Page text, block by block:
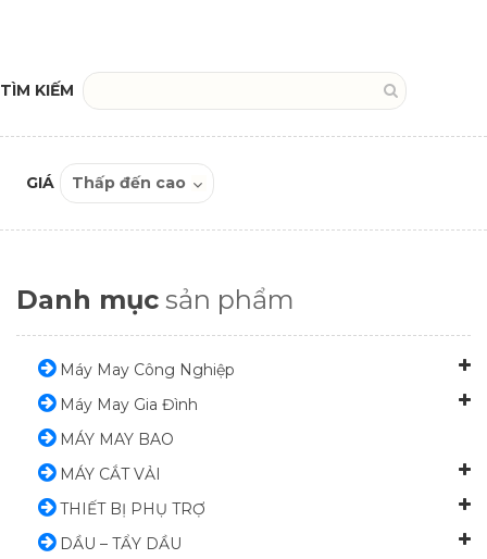
TÌM KIẾM
GIÁ
Danh mục sản phẩm
Máy May Công Nghiệp
Máy May Gia Đình
MÁY MAY BAO
MÁY CẮT VẢI
THIẾT BỊ PHỤ TRỢ
DẦU – TẨY DẦU